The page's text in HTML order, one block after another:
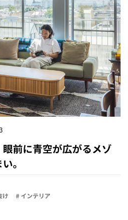
前に青空が広がるメゾ
。
け # インテリア